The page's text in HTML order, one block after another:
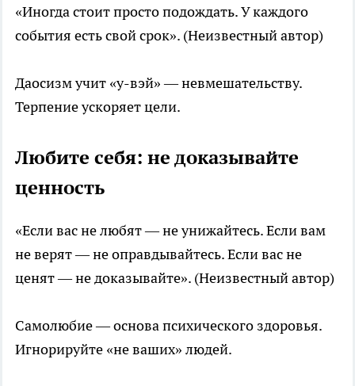
«Иногда стоит просто подождать. У каждого
события есть свой срок». (Неизвестный автор)
Даосизм учит «у-вэй» — невмешательству.
Терпение ускоряет цели.
Любите себя: не доказывайте
ценность
«Если вас не любят — не унижайтесь. Если вам
не верят — не оправдывайтесь. Если вас не
ценят — не доказывайте». (Неизвестный автор)
Самолюбие — основа психического здоровья.
Игнорируйте «не ваших» людей.